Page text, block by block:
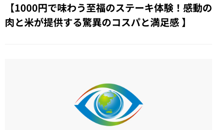
【1000円で味わう至福のステーキ体験！感動の
肉と米が提供する驚異のコスパと満足感 】